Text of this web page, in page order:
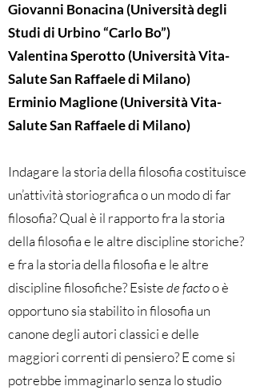
Giovanni Bonacina (Università degli
Studi di Urbino “Carlo Bo”)
Valentina Sperotto (Università Vita-
Salute San Raffaele di Milano)
Erminio Maglione (Università Vita-
Salute San Raffaele di Milano)
Indagare la storia della filosofia costituisce
un’attività storiografica o un modo di far
filosofia? Qual è il rapporto fra la storia
della filosofia e le altre discipline storiche?
e fra la storia della filosofia e le altre
discipline filosofiche? Esistede factoo è
opportuno sia stabilito in filosofia un
canone degli autori classici e delle
maggiori correnti di pensiero? E come si
potrebbe immaginarlo senza lo studio